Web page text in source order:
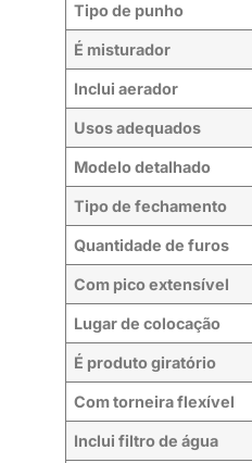
Tipo de punho
É misturador
Inclui aerador
Usos adequados
Modelo detalhado
Tipo de fechamento
Quantidade de furos
Com pico extensível
Lugar de colocação
É produto giratório
Com torneira flexível
Inclui filtro de água